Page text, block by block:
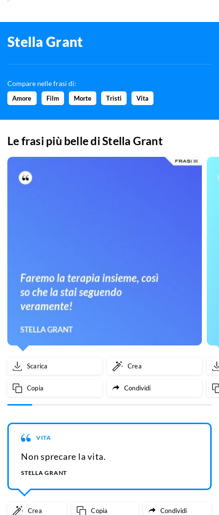
Stella Grant
Compare nelle frasi di:
Amore Film Morte Tristi Vita
Le frasi più belle diStella Grant
Scarica Crea
Copia Condividi
VITA
Non sprecare la vita.
STELLA GRANT
Crea Copia Condividi